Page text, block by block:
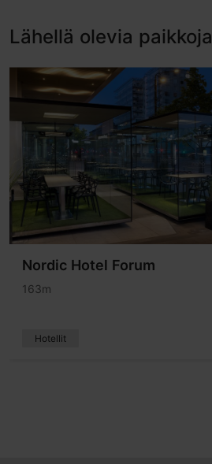
Lähellä olevia paikkoja
Nordic Hotel Forum
163m
Hotellit